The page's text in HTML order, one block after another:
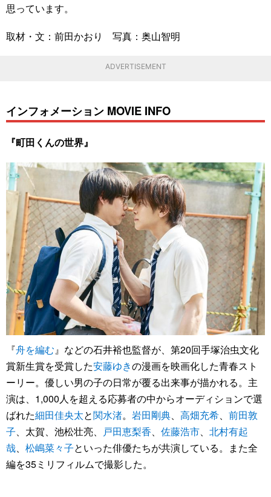
思っています。
取材・文：前田かおり 写真：奥山智明
ADVERTISEMENT
インフォメーション MOVIE INFO
『町田くんの世界』
『舟を編む』などの石井裕也監督が、第20回手塚治虫文化
賞新生賞を受賞した安藤ゆきの漫画を映画化した青春スト
ーリー。優しい男の子の日常が覆る出来事が描かれる。主
演は、1,000人を超える応募者の中からオーディションで選
ばれた細田佳央太と関水渚。 岩田剛典、 高畑充希、 前田敦
子、太賀、池松壮亮、 戸田恵梨香、 佐藤浩市、 北村有起
哉、 松嶋菜々子といった俳優たちが共演している。また全
編を35ミリフィルムで撮影した。